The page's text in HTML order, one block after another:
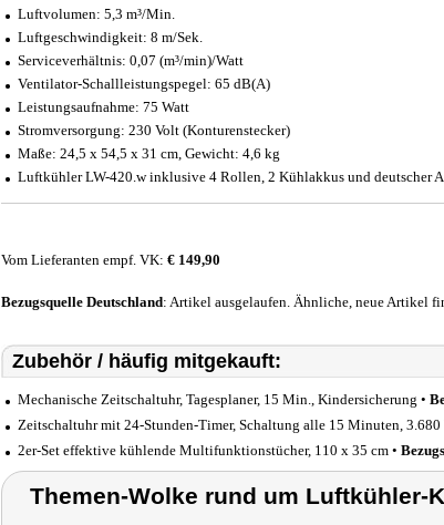
Luftvolumen: 5,3 m³/Min.
Luftgeschwindigkeit: 8 m/Sek.
Serviceverhältnis: 0,07 (m³/min)/Watt
Ventilator-Schallleistungspegel: 65 dB(A)
Leistungsaufnahme: 75 Watt
Stromversorgung: 230 Volt (Konturenstecker)
Maße: 24,5 x 54,5 x 31 cm, Gewicht: 4,6 kg
Luftkühler LW-420.w inklusive 4 Rollen, 2 Kühlakkus und deutscher
Vom Lieferanten empf. VK: € 149,90
Bezugsquelle Deutschland: Artikel ausgelaufen. Ähnliche, neue Artikel
Zubehör / häufig mitgekauft:
Mechanische Zeitschaltuhr, Tagesplaner, 15 Min., Kindersicherung •
Zeitschaltuhr mit 24-Stunden-Timer, Schaltung alle 15 Minuten, 3.680
2er-Set effektive kühlende Multifunktionstücher, 110 x 35 cm •
Themen-Wolke rund um Luftkühler-